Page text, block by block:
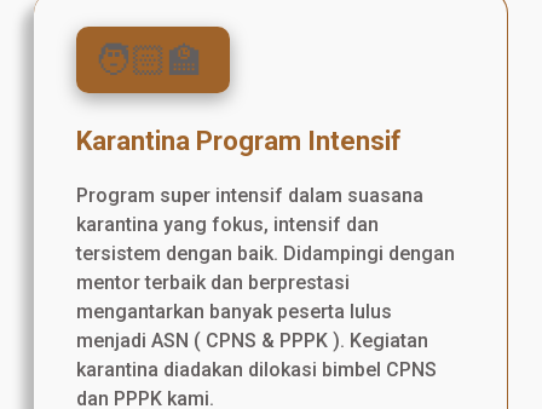
🧑🏻‍🏫
Karantina Program Intensif
Program super intensif dalam suasana
karantina yang fokus, intensif dan
tersistem dengan baik. Didampingi dengan
mentor terbaik dan berprestasi
mengantarkan banyak peserta lulus
menjadi ASN ( CPNS & PPPK ). Kegiatan
karantina diadakan dilokasi bimbel CPNS
dan PPPK kami.